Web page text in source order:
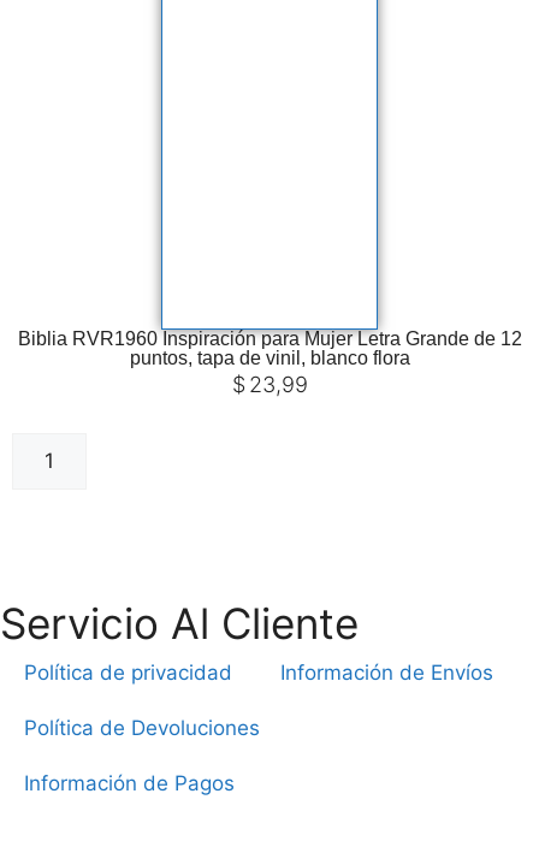
Biblia RVR1960 Inspiración para Mujer Letra Grande de 12
puntos, tapa de vinil, blanco flora
$ 23,99
Servicio Al Cliente
Política de privacidad Información de Envíos
Política de Devoluciones
Información de Pagos